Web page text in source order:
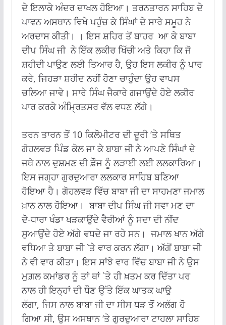
ਦੇ ਇਲਾਕੇ ਅੰਦਰ ਦਾਖਲ ਹੋਇਆ। ਤਰਨਤਾਰਨ ਸਾਹਿਬ ਦੇ
ਪਾਵਨ ਅਸਥਾਨ ਵਿਖੇ ਪਹੁੰਚ ਕੇ ਸਿੰਘਾਂ ਦੇ ਸਾਰੇ ਸਮੂਹ ਨੇ
ਅਰਦਾਸ ਕੀਤੀ। । ਇਸ ਸ਼ਹਿਰ ਤੋਂ ਬਾਹਰ ਆ ਕੇ ਬਾਬਾ
ਦੀਪ ਸਿੰਘ ਜੀ ਨੇ ਇੱਕ ਲਕੀਰ ਖਿੱਚੀ ਅਤੇ ਕਿਹਾ ਕਿ ਜੋ
ਸ਼ਹੀਦੀ ਪਾਉਣ ਲਈ ਤਿਆਰ ਹੈ, ਉਹ ਇਸ ਲਕੀਰ ਨੂੰ ਪਾਰ
ਕਰੇ, ਜਿਹੜਾ ਸ਼ਹੀਦ ਨਹੀਂ ਹੋਣਾ ਚਾਹੁੰਦਾ ਉਹ ਵਾਪਸ
ਚਲਿਆ ਜਾਵੇ। ਸਾਰੇ ਸਿੰਘ ਜੈਕਾਰੇ ਗਜਾਉਂਦੇ ਹੋਏ ਲਕੀਰ
ਪਾਰ ਕਰਕੇ ਅੰਮ੍ਰਿਤਸਰ ਵੱਲ ਵਧਣ ਲੱਗੇ।
ਤਰਨ ਤਾਰਨ ਤੋਂ 10 ਕਿਲੋਮੀਟਰ ਦੀ ਦੂਰੀ ’ਤੇ ਸਥਿਤ
ਗੋਹਲਵੜ ਪਿੰਡ ਕੋਲ ਜਾ ਕੇ ਬਾਬਾ ਜੀ ਨੇ ਆਪਣੇ ਸਿੰਘਾਂ ਦੇ
ਜਥੇ ਨਾਲ ਦੁਸ਼ਮਣ ਦੀ ਫ਼ੌਜ ਨੂੰ ਲੜਾਈ ਲਈ ਲਲਕਾਰਿਆ।
ਇਸ ਜਗ੍ਹਾ ਗੁਰਦੁਆਰਾ ਲਲਕਾਰ ਸਾਹਿਬ ਬਣਿਆ
ਹੋਇਆ ਹੈ। ਗੋਹਲਵੜ ਵਿੱਚ ਬਾਬਾ ਜੀ ਦਾ ਸਾਹਮਣਾ ਜਮਾਲ
ਖ਼ਾਨ ਨਾਲ ਹੋਇਆ। ਬਾਬਾ ਦੀਪ ਸਿੰਘ ਜੀ ਸਵਾ ਮਣ ਦਾ
ਦੋ-ਧਾਰਾ ਖੰਡਾ ਖੜਕਾਉਂਦੇ ਵੈਰੀਆਂ ਨੂੰ ਸਦਾ ਦੀ ਨੀਂਦ
ਸੁਆਉਂਦੇ ਹੋਏ ਅੱਗੇ ਵਧਦੇ ਜਾ ਰਹੇ ਸਨ। ਜਮਾਲ ਖਾਨ ਅੱਗੇ
ਵਧਿਆ ਤੇ ਬਾਬਾ ਜੀ `ਤੇ ਵਾਰ ਕਰਨ ਲੱਗਾ। ਅੱਗੋਂ ਬਾਬਾ ਜੀ
ਨੇ ਵੀ ਵਾਰ ਕੀਤਾ। ਇਸ ਸਾਂਝੇ ਵਾਰ ਵਿੱਚ ਬਾਬਾ ਜੀ ਨੇ ਉਸ
ਮੁਗ਼ਲ ਕਮਾਂਡਰ ਨੂੰ ਤਾਂ ਥਾਂ `ਤੇ ਹੀ ਖ਼ਤਮ ਕਰ ਦਿੱਤਾ ਪਰ
ਨਾਲ ਹੀ ਇਨ੍ਹਾਂ ਦੀ ਧੌਣ ਉੱਤੇ ਇੱਕ ਘਾਤਕ ਘਾਉ
ਲੱਗਾ, ਜਿਸ ਨਾਲ ਬਾਬਾ ਜੀ ਦਾ ਸੀਸ ਧੜ ਤੋਂ ਅਲੱਗ ਹੋ
ਗਿਆ ਸੀ, ਉਸ ਅਸਥਾਨ ‘ਤੇ ਗੁਰਦੁਆਰਾ ਟਾਹਲਾ ਸਾਹਿਬ